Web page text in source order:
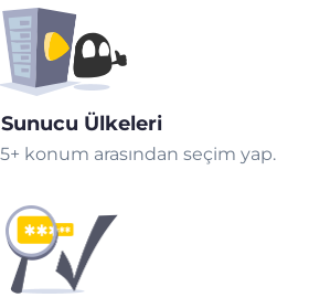
Sunucu Ülkeleri
konum arasından seçim yap.